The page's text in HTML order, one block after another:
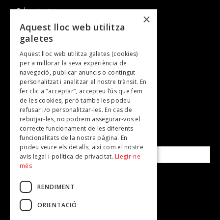
Cultura i art
Entrevistes
Gastronomia
TV
Plans per fer
Revistes
SUBSCRIU-TE A LA NOSTRA NEWSLETTER!
Correu electrònic*
Accepto lapolítica de privacitat
×
Aquest lloc web utilitza
galetes
Aquest lloc web utilitza galetes (cookies)
per a millorar la seva experiència de
navegació, publicar anuncis o contingut
personalitzat i analitzar el nostre trànsit. En
fer clic a “acceptar”, accepteu l’ús que fem
de les cookies, però també les podeu
refusar i/o personalitzar-les. En cas de
rebutjar-les, no podrem assegurar-vos el
correcte funcionament de les diferents
funcionalitats de la nostra pàgina. En
podeu veure els detalls, així com el nostre
avís legal i política de privacitat. Llegir-ne
més
RENDIMENT
ORIENTACIÓ